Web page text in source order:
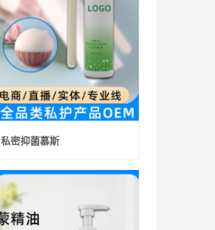
私密抑菌慕斯